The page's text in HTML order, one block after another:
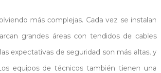
más complejas. Cada vez se instalan
grandes áreas con tendidos de cables
expectativas de seguridad son más altas, y
equipos de técnicos también tienen una